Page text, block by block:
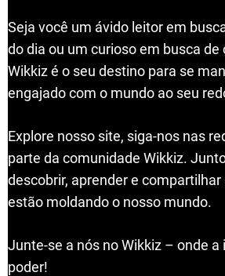
Seja você um ávido leitor em
do dia ou um curioso em busca
Wikkiz é o seu destino para se
engajado com o mundo ao seu
Explore nosso site, siga-nos nas
parte da comunidade Wikkiz.
descobrir, aprender e
estão moldando o nosso mundo.
Junte-se a nós no Wikkiz – onde a
poder!